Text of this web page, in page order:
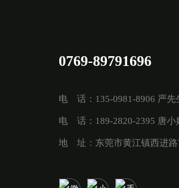
0769-89791696
电 话：135-0981-8906 严先
电 话：189-2820-2395 唐小
地 址：东莞市黄江镇西进路